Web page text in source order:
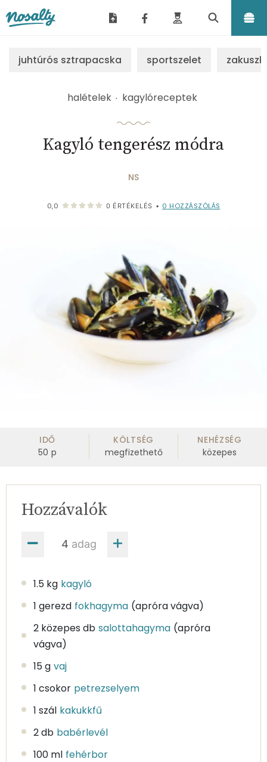
juhtúrós sztrapacska sportszelet
halételek kagylóreceptek
Kagyló tengerész módra
NS
0,0 0 ÉRTÉKELÉS • 0 HOZZÁSZÓLÁS
IDŐ
50 p
KÖLTSÉG
megfizethető
NEHÉZSÉG
közepes
adag
Hozzávalók
1.5 kg kagyló
1 gerezd fokhagyma (apróra vágva)
2 közepes db salottahagyma (apróra
vágva)
15 g vaj
1 csokor petrezselyem
1 szál kakukkfű
2 db babérlevél
100 ml fehérbor